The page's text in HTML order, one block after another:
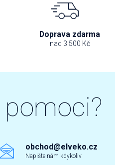
Doprava zdarma
nad 3 500 Kč
obchod@elveko.cz
Napište nám kdykoliv